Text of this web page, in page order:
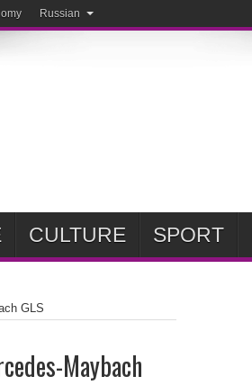
Russian
CULTURE SPORT
GLS
Maybach